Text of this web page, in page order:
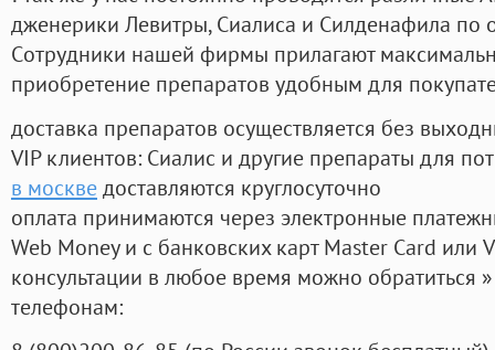
дженерики Левитры, Сиалиса и Силденафила по
Cотрудники нашей фирмы прилагают
приобретение препаратов удобным для
доставка препаратов осуществляется без
VIP клиентов: Сиалис и другие препараты для
в москведоставляются круглосуточно
оплата принимаются через электронные
Web Money и с банковских карт Master Card или
консультации в любое время можно обратиться
телефонам: